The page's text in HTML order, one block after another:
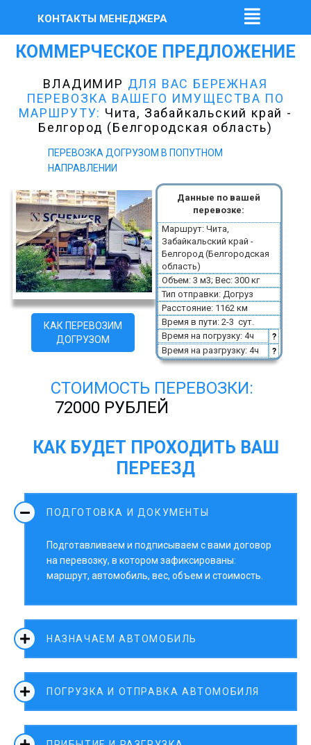
КОНТАКТЫ МЕНЕДЖЕРА
КОММЕРЧЕСКОЕ ПРЕДЛОЖЕНИЕ
ВЛАДИМИР ДЛЯ ВАС БЕРЕЖНАЯ
ПЕРЕВОЗКА ВАШЕГО ИМУЩЕСТВА ПО
МАРШРУТУ: Чита, Забайкальский край -
Белгород (Белгородская область)
КАК ПЕРЕВОЗИМ
ДОГРУЗОМ
Данные по вашей
перевозке:
Маршрут: Чита,
Забайкальский край -
Белгород (Белгородская
область)
Объем: 3 м3; Вес: 300 кг
Тип отправки: Догруз
Расстояние: 1162 км
Время в пути: 2-3 сут.
Время на погрузку: 4ч
?
Время на разгрузку: 4ч ?
ПЕРЕВОЗКА ДОГРУЗОМ В ПОПУТНОМ
НАПРАВЛЕНИИ
СТОИМОСТЬ ПЕРЕВОЗКИ:
72000 РУБЛЕЙ
КАК БУДЕТ ПРОХОДИТЬ ВАШ
ПЕРЕЕЗД
ПОДГОТОВКА И ДОКУМЕНТЫ
Подготавливаем и подписываем с вами договор
на перевозку, в котором зафиксированы:
маршрут, автомобиль, вес, объем и стоимость.
НАЗНАЧАЕМ АВТОМОБИЛЬ
ПОГРУЗКА И ОТПРАВКА АВТОМОБИЛЯ